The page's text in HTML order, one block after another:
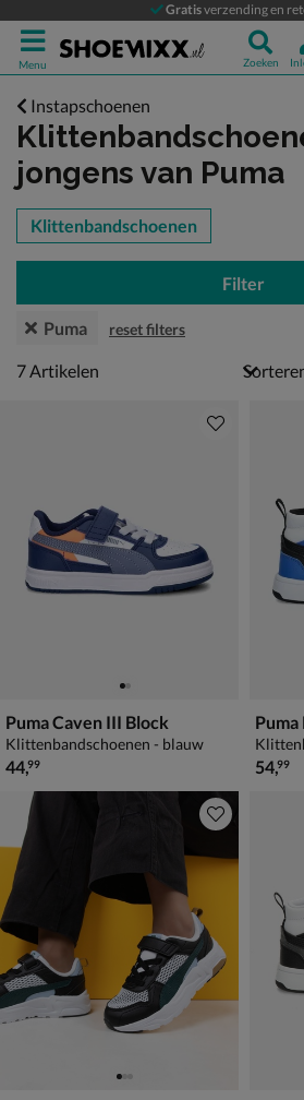
Gratisverzending en
Menu Zoeken
Instapschoenen
jongens van Puma
over
Klittenbandschoenen
Filter
Puma reset filters
7 artikelen
7Artikelen
Puma Caven III Block
Klittenbandschoenen - blauw
€ 44,99
44,99
Puma
€ 54,99
54,99